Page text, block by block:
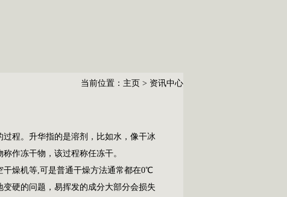
当前位置： 主页 > 资讯中心
程。升华指的是溶剂，比如水，像干冰
作冻干物，该过程称任冻干。
干燥机等,可是普通干燥方法通常都在0℃
硬的问题，易挥发的成分大部分会损失